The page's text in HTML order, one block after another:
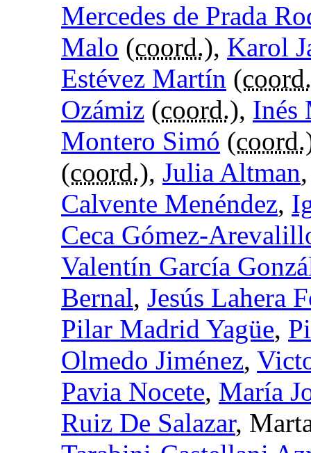
Mercedes de Prada
Malo (coord.), Karol
Estévez Martín (coord.
Ozámiz (coord.), Inés
Montero Simó (coord.
(coord.), Julia Altman
Calvente Menéndez,
Ceca Gómez-
Valentín García
Bernal, Jesús Lahera
Pilar Madrid Yagüe,
Olmedo Jiménez,
Pavia Nocete, María
Ruiz De Salazar,